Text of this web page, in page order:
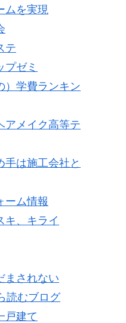
ムを実現
テ
ゼミ
）学費ランキン
アメイク高等テ
手は施工会社と
ーム情報
キ、キライ
まされない
読むブログ
戸建て